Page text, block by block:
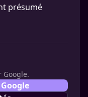
présumé
Google.